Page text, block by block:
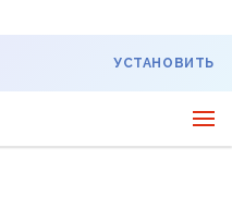
УСТАНОВИТЬ